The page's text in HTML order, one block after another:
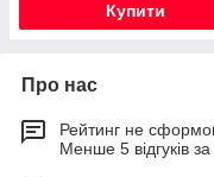
Купити
Про нас
Рейтинг не
Менше 5 відгуків за